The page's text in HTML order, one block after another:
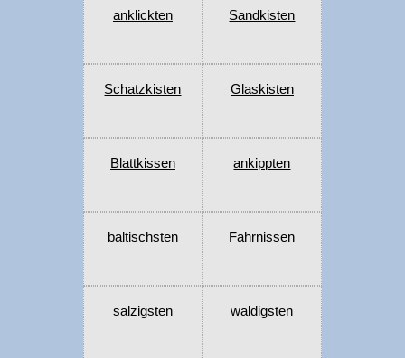
anklickten Sandkisten
Schatzkisten Glaskisten
Blattkissen ankippten
baltischsten Fahrnissen
salzigsten waldigsten